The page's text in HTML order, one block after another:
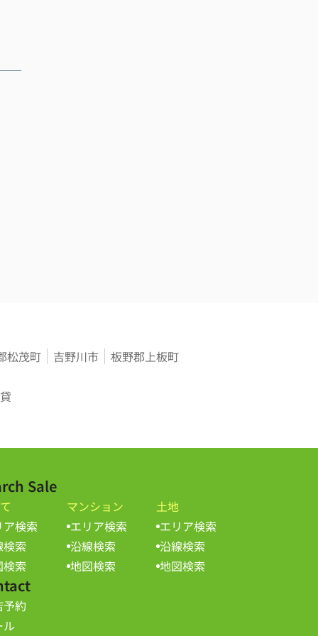
松茂町 吉野川市 板野郡上板町
Sale
ア検索
索
索
マンション
エリア検索
沿線検索
地図検索
土地
エリア検索
沿線検索
地図検索
約
ル